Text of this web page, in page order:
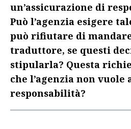
un’assicurazione di
Può l’agenzia esigere
può rifiutare di
traduttore, se questi
stipularla? Questa
che l’agenzia non vuole
responsabilità?